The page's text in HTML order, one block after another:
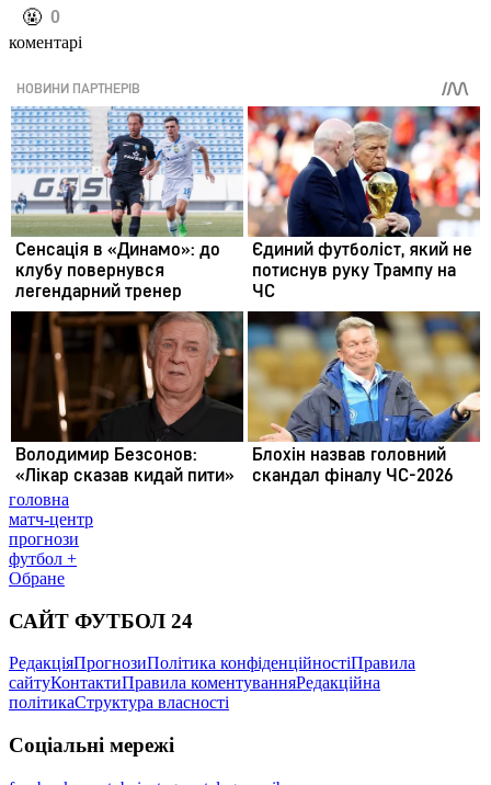
️🤬 0
коментарі
головна
матч-центр
прогнози
футбол +
Обране
САЙТ ФУТБОЛ 24
РедакціяПрогнозиПолітика конфіденційностіПравила
сайтуКонтактиПравила коментуванняРедакційна
політикаСтруктура власності
Соціальні мережі